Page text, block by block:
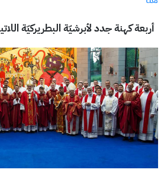
أربعة كهنة جدد لأبرشيّة البطريركيّة